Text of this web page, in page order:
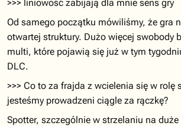
>>> liniowość zabijają dla mnie sens gry
Od samego początku mówiliśmy, że gra
otwartej struktury. Dużo więcej swobody
multi, które pojawią się już w tym
DLC.
>>> Co to za frajda z wcielenia się w rolę
jesteśmy prowadzeni ciągle za rączkę?
Spotter, szczególnie w strzelaniu na duże